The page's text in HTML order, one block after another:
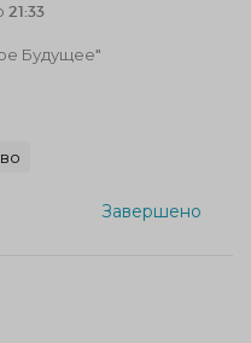
Будущее"
Завершено